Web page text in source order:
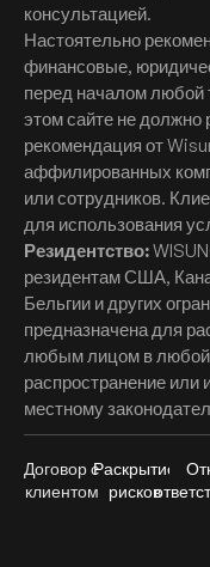
консультацией.
Настоятельно
финансовые,
перед началом любой
этом сайте не должно
рекомендация от
аффилированных
или сотрудников.
для использования
Резидентство:
резидентам США,
Бельгии и других
предназначена для
любым лицом в любой
распространение или
местному
Договор с
клиентом
Раскрытие
рисков